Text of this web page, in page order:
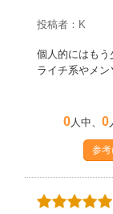
投稿者：K
個人的にはもう
ライチ系やメン
0人中、 0
参考